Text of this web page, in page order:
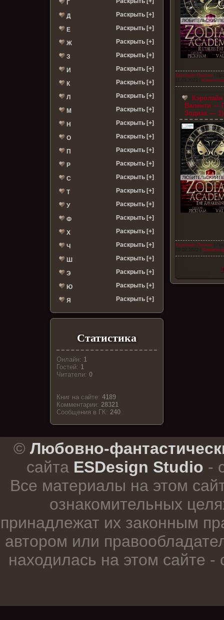
Г
Д Раскрыть [+]
Е Раскрыть [+]
Ж Раскрыть [+]
З Раскрыть [+]
И Раскрыть [+]
К Раскрыть [+]
Л Раскрыть [+]
М Раскрыть [+]
Н Раскрыть [+]
О Раскрыть [+]
П Раскрыть [+]
Р Раскрыть [+]
С Раскрыть [+]
Т Раскрыть [+]
У Раскрыть [+]
Ф Раскрыть [+]
Х Раскрыть [+]
Ч Раскрыть [+]
Ш Раскрыть [+]
Э Раскрыть [+]
Ю Раскрыть [+]
Я Раскрыть [+]
Статистика
Онлайн: 1
Гостей: 1
Читатели:0
Книг на сайте:4189
Комментарии:28321
Cообщения в ГК:240
Кэролайн Пекхэм
Валенти —
Зодиак — 1)
Кэролайн Пекхэм
© Любовно-
сайта ESDesign Studio -
Все материалы на этом
ознакомительных
принадлежат их законным
автором или
находилась на этом сайте